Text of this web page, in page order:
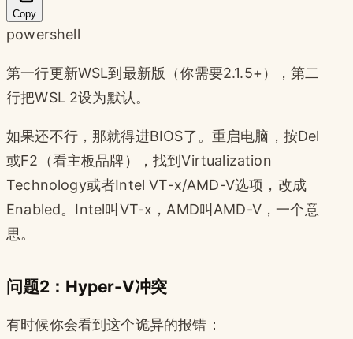
Copy
powershell
第一行更新WSL到最新版（你需要2.1.5+），第二
行把WSL 2设为默认。
如果还不行，那就得进BIOS了。重启电脑，按Del
或F2（看主板品牌），找到Virtualization
Technology或者Intel VT-x/AMD-V选项，改成
Enabled。Intel叫VT-x，AMD叫AMD-V，一个意
思。
问题2：Hyper-V冲突
有时候你会看到这个诡异的报错：